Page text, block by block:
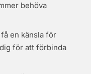
behöva
en känsla för
för att förbinda